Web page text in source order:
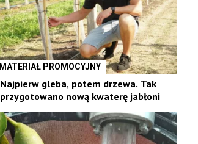
MATERIAŁ PROMOCYJNY
Najpierw gleba, potem drzewa. Tak
przygotowano nową kwaterę jabłoni